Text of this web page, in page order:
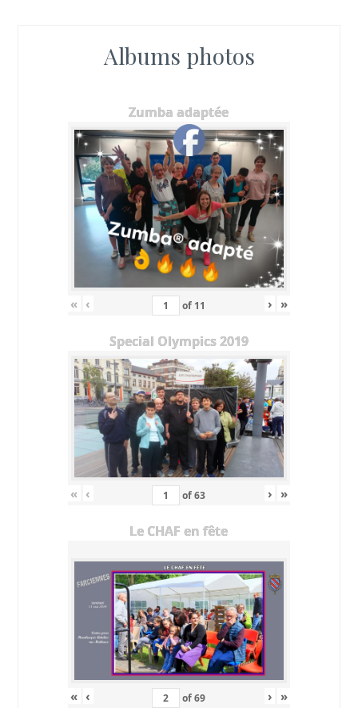
Albums photos
Zumba adaptée
« ‹ of 11 › »
Special Olympics 2019
« ‹ of63 › »
Le CHAF en fête
« ‹ of69 › »